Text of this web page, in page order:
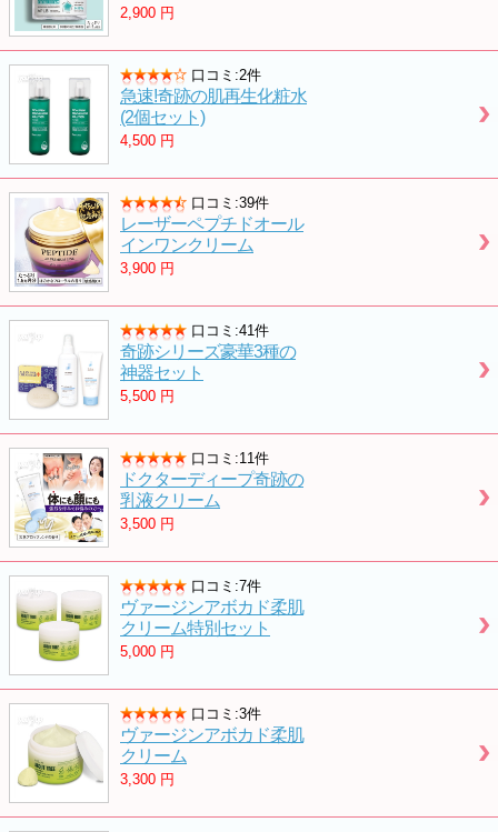
2,900 円
口コミ:2件
急速!奇跡の肌再生化粧水
(2個セット)
4,500 円
口コミ:39件
レーザーペプチドオール
インワンクリーム
3,900 円
口コミ:41件
奇跡シリーズ豪華3種の
神器セット
5,500 円
口コミ:11件
ドクターディープ奇跡の
乳液クリーム
3,500 円
口コミ:7件
ヴァージンアボカド柔肌
クリーム特別セット
5,000 円
口コミ:3件
ヴァージンアボカド柔肌
クリーム
3,300 円